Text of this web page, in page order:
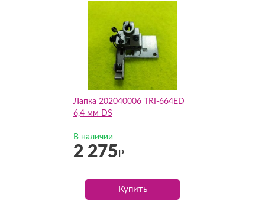
Лапка 202040006 TRI-664ED
6,4 мм DS
В наличии
2 275Р
Купить